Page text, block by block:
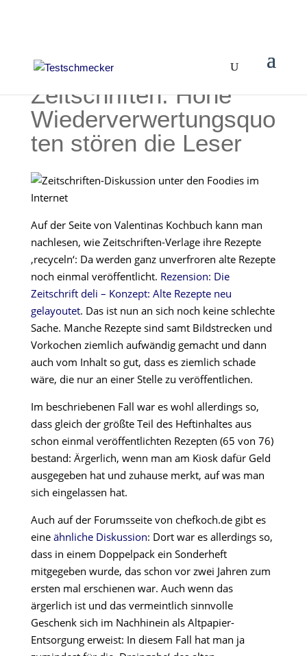
Zeitschriften: Hohe
Wiederverwertungsquo
ten stören die Leser
Auf der Seite von Valentinas Kochbuch kann man
nachlesen, wie Zeitschriften-Verlage ihre Rezepte
‚recyceln‘: Da werden ganz unverfroren alte Rezepte
noch einmal veröffentlicht. Rezension: Die
Zeitschrift deli – Konzept: Alte Rezepte neu
gelayoutet. Das ist nun an sich noch keine schlechte
Sache. Manche Rezepte sind samt Bildstrecken und
Vorkochen ziemlich aufwändig gemacht und dann
auch vom Inhalt so gut, dass es ziemlich schade
wäre, die nur an einer Stelle zu veröffentlichen.
Im beschriebenen Fall war es wohl allerdings so,
dass gleich der größte Teil des Heftinhaltes aus
schon einmal veröffentlichten Rezepten (65 von 76)
bestand: Ärgerlich, wenn man am Kiosk dafür Geld
ausgegeben hat und zuhause merkt, auf was man
sich eingelassen hat.
Auch auf der Forumsseite von chefkoch.de gibt es
eine ähnliche Diskussion: Dort war es allerdings so,
dass in einem Doppelpack ein Sonderheft
mitgegeben wurde, das schon vor zwei Jahren zum
ersten mal erschienen war. Auch wenn das
ärgerlich ist und das vermeintlich sinnvolle
Geschenk sich im Nachhinein als Altpapier-
Entsorgung erweist: In diesem Fall hat man ja